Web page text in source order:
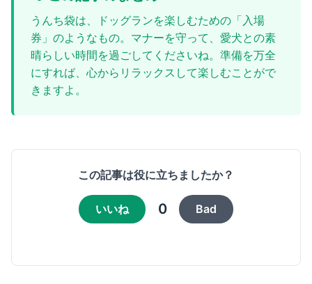
うんち袋は、ドッグランを楽しむための「入場
券」のようなもの。マナーを守って、愛犬との素
晴らしい時間を過ごしてくださいね。準備を万全
にすれば、心からリラックスして楽しむことがで
きますよ。
この記事は役に立ちましたか？
いいね 0 Bad